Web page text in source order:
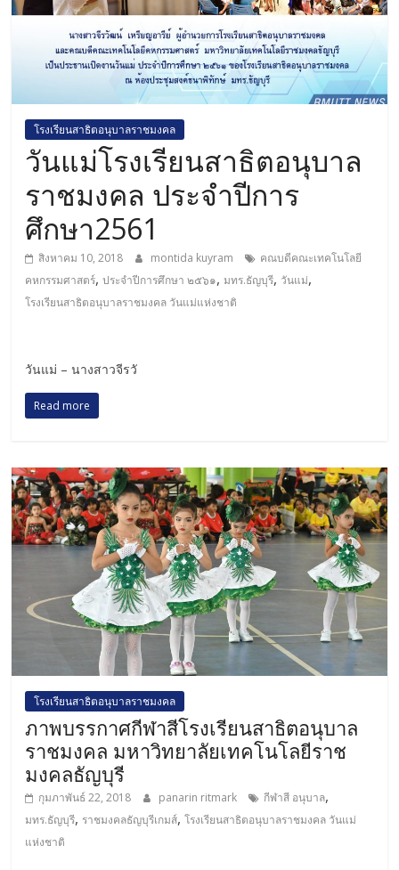
โรงเรียนสาธิตอนุบาลราชมงคล
วันแม่โรงเรียนสาธิตอนุบาล
ราชมงคล ประจำปีการ
ศึกษา2561
สิงหาคม 10, 2018 montida kuyram
คณบดีคณะเทคโนโลยี
คหกรรมศาสตร์,ประจำปีการศึกษา ๒๕๖๑,มทร.ธัญบุรี, วันแม่,
โรงเรียนสาธิตอนุบาลราชมงคล วันแม่แห่งชาติ
วันแม่ – นางสาวจีรวั
Read more
โรงเรียนสาธิตอนุบาลราชมงคล
ภาพบรรกาศกีฬาสีโรงเรียนสาธิตอนุบาล
ราชมงคล มหาวิทยาลัยเทคโนโลยีราช
มงคลธัญบุรี
กุมภาพันธ์ 22, 2018 panarin ritmark กีฬาสี อนุบาล,
มทร.ธัญบุรี, ราชมงคลธัญบุรีเกมส์,โรงเรียนสาธิตอนุบาลราชมงคล วันแม่
แห่งชาติ